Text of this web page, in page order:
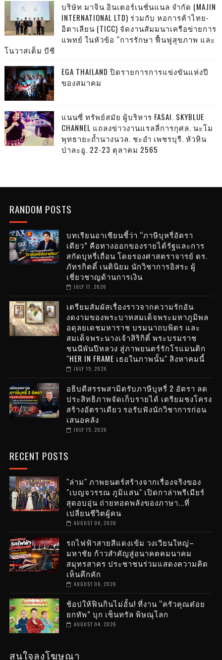
บริษัท มาจิน อินเตอร์เนชั่นแนล จำกัด (MAJIN
INTERNATIONAL LTD) ร่วมกับ หอการค้าไทย-
อิตาเลียน (TICC) จัดงานสัมมนาเครือข่ายการ
แพทย์ ในหัวข้อ “การรักษา ฟื้นฟูสุขภาพ และ
โนวาสเต็ม บีซี
EGA THAILAND ปิดรายการการแข่งขันแห่งปี
ของสมาคม
แนนซี่ ทรัพย์สมัย ผู้บริหาร FASAI. SKYBLUE
CHANNEL แถลงข่าวงานแรลลี่การกุศล. นะโม
พุทธายะถ้ำนางนวล. ชะอำ เพชรบุรี. หัวหิน
ป่าละอู. 22-23 ตุลาคม 2565
RANDOM POSTS
บทเรียนอาเซียนชี้ว่า “ภาษีบุหรี่อัตรา
เดียว” คือทางออกของรายได้รัฐและการ
สกัดบุหรี่เถื่อน โดยรองศาสตราจารย์ ดร.
ภัทรกิตติ์ เนตินิยม นักวิชาการอิสระ ผู้
เชี่ยวชาญด้านการเงิน
JULY 17, 2026
เตรียมสัมผัสเรื่องราวจากความรักอัน
งดงามของพระบาทสมเด็จพระมหาภูมิพล
อดุลยเดชมหาราช บรมนาถบพิตร และ
สมเด็จพระนางเจ้าสิริกิติ์ พระบรมราช
ชนนีพันปีหลวง สู่ภาพยนตร์รักโรแมนติก
"HER IN FRAME เธอในภาพนั้น" สิงหาคมนี้
JULY 15, 2026
อธิบดีสรรพสามิตรับภาษีบุหรี่ 2 อัตรา ลด
ประสิทธิภาพจัดเก็บรายได้ เตรียมชงโครง
สร้างอัตราเดียว รอรับฟังนักวิชาการก่อน
เสนอคลัง
JULY 15, 2026
RECENT POSTS
"ล่าม" ภาพยนตร์สร้างจากเรื่องจริงของ
"เบญจวรรณ ภูมิแสน" เปิดกาล่าพรีเมียร์
สุดอบอุ่น ถ่ายทอดพลังของภาษา...ที่
เปลี่ยนชีวิตผู้คน
AUGUST 06, 2026
รถไฟฟ้าสายสีแดงเข้ม วงเวียนใหญ่–
มหาชัย ก้าวสำคัญสู่อนาคตคมนาคม
สมุทรสาคร ประชาชนร่วมแสดงความคิด
เห็นคึกคัก
AUGUST 06, 2026
ช้อปให้ฟินกินไม่อั้น! ที่งาน “ครัวคุณต๋อย
ยกทัพ” บุก เซ็นทรัล พิษณุโลก
AUGUST 04, 2026
สนใจลงโฆษณา